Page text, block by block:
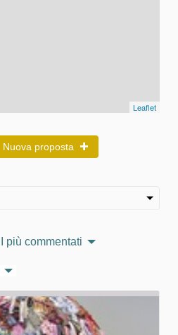
Leaflet
Nuova proposta
I più commentati